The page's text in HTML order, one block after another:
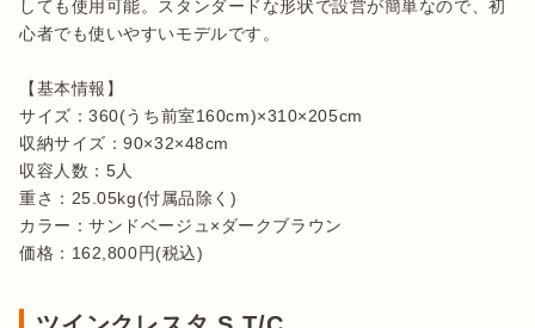
しても使用可能。スタンダードな形状で設営が簡単なので、初
心者でも使いやすいモデルです。
【基本情報】
サイズ：360(うち前室160cm)×310×205cm
収納サイズ：90×32×48cm
収容人数：5人
重さ：25.05kg(付属品除く)
カラー：サンドベージュ×ダークブラウン
価格：162,800円(税込)